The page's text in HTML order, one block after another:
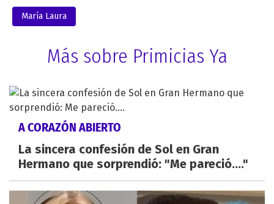
María Laura
Más sobre Primicias Ya
A CORAZÓN ABIERTO
La sincera confesión de Sol en Gran
Hermano que sorprendió: "Me pareció...."